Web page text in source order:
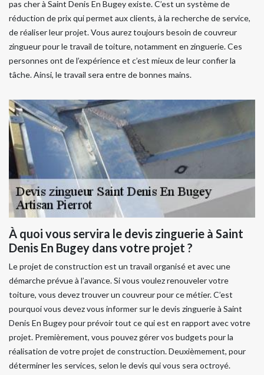
pas cher à Saint Denis En Bugey existe. C’est un système de
réduction de prix qui permet aux clients, à la recherche de service,
de réaliser leur projet. Vous aurez toujours besoin de couvreur
zingueur pour le travail de toiture, notamment en zinguerie. Ces
personnes ont de l’expérience et c’est mieux de leur confier la
tâche. Ainsi, le travail sera entre de bonnes mains.
À quoi vous servira le devis zinguerie à Saint
Denis En Bugey dans votre projet ?
Le projet de construction est un travail organisé et avec une
démarche prévue à l’avance. Si vous voulez renouveler votre
toiture, vous devez trouver un couvreur pour ce métier. C’est
pourquoi vous devez vous informer sur le devis zinguerie à Saint
Denis En Bugey pour prévoir tout ce qui est en rapport avec votre
projet. Premièrement, vous pouvez gérer vos budgets pour la
réalisation de votre projet de construction. Deuxièmement, pour
déterminer les services, selon le devis qui vous sera octroyé.